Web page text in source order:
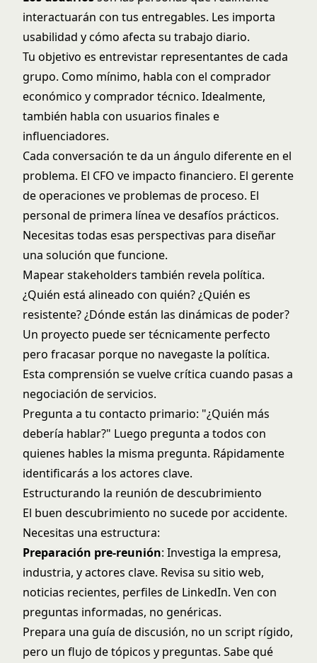
interactuarán con tus entregables. Les importa
usabilidad y cómo afecta su trabajo diario.
Tu objetivo es entrevistar representantes de cada
grupo. Como mínimo, habla con el comprador
económico y comprador técnico. Idealmente,
también habla con usuarios finales e
influenciadores.
Cada conversación te da un ángulo diferente en el
problema. El CFO ve impacto financiero. El gerente
de operaciones ve problemas de proceso. El
personal de primera línea ve desafíos prácticos.
Necesitas todas esas perspectivas para diseñar
una solución que funcione.
Mapear stakeholders también revela política.
¿Quién está alineado con quién? ¿Quién es
resistente? ¿Dónde están las dinámicas de poder?
Un proyecto puede ser técnicamente perfecto
pero fracasar porque no navegaste la política.
Esta comprensión se vuelve crítica cuando pasas a
negociación de servicios.
Pregunta a tu contacto primario: "¿Quién más
debería hablar?" Luego pregunta a todos con
quienes hables la misma pregunta. Rápidamente
identificarás a los actores clave.
Estructurando la reunión de descubrimiento
El buen descubrimiento no sucede por accidente.
Necesitas una estructura:
Preparación pre-reunión: Investiga la empresa,
industria, y actores clave. Revisa su sitio web,
noticias recientes, perfiles de LinkedIn. Ven con
preguntas informadas, no genéricas.
Prepara una guía de discusión, no un script rígido,
pero un flujo de tópicos y preguntas. Sabe qué